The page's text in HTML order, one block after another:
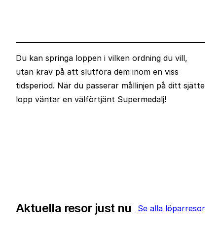
Du kan springa loppen i vilken ordning du vill,
utan krav på att slutföra dem inom en viss
tidsperiod. När du passerar mållinjen på ditt sjätte
lopp väntar en välförtjänt Supermedalj!
Aktuella resor just nu Se alla löparresor